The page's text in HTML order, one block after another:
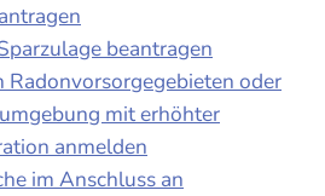
beantragen
Radonvorsorgegebieten oder
mit erhöhter
anmelden
im Anschluss an